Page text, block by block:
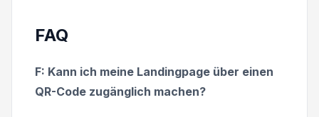
FAQ
F: Kann ich meine Landingpage über einen
QR-Code zugänglich machen?